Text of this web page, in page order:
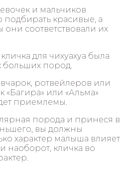
и мальчиков
подбирать красивые, а
они соответствовали их
для чихуахуа была
больших пород.
ротвейлеров или
«Багира» или «Альма»
приемлемы.
порода и принеся в
вы должны
характер малыша влияет
наоборот, кличка во